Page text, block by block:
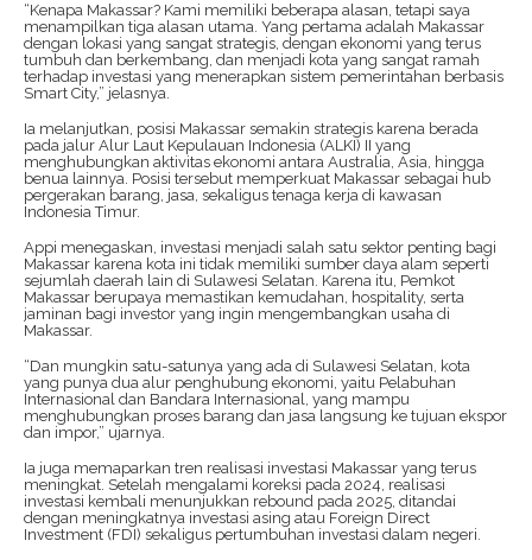
“Kenapa Makassar? Kami memiliki beberapa alasan, tetapi saya
menampilkan tiga alasan utama. Yang pertama adalah Makassar
dengan lokasi yang sangat strategis, dengan ekonomi yang terus
tumbuh dan berkembang, dan menjadi kota yang sangat ramah
terhadap investasi yang menerapkan sistem pemerintahan berbasis
Smart City,” jelasnya.
Ia melanjutkan, posisi Makassar semakin strategis karena berada
pada jalur Alur Laut Kepulauan Indonesia (ALKI) II yang
menghubungkan aktivitas ekonomi antara Australia, Asia, hingga
benua lainnya. Posisi tersebut memperkuat Makassar sebagai hub
pergerakan barang, jasa, sekaligus tenaga kerja di kawasan
Indonesia Timur.
Appi menegaskan, investasi menjadi salah satu sektor penting bagi
Makassar karena kota ini tidak memiliki sumber daya alam seperti
sejumlah daerah lain di Sulawesi Selatan. Karena itu, Pemkot
Makassar berupaya memastikan kemudahan, hospitality, serta
jaminan bagi investor yang ingin mengembangkan usaha di
Makassar.
“Dan mungkin satu-satunya yang ada di Sulawesi Selatan, kota
yang punya dua alur penghubung ekonomi, yaitu Pelabuhan
Internasional dan Bandara Internasional, yang mampu
menghubungkan proses barang dan jasa langsung ke tujuan ekspor
dan impor,” ujarnya.
Ia juga memaparkan tren realisasi investasi Makassar yang terus
meningkat. Setelah mengalami koreksi pada 2024, realisasi
investasi kembali menunjukkan rebound pada 2025, ditandai
dengan meningkatnya investasi asing atau Foreign Direct
Investment (FDI) sekaligus pertumbuhan investasi dalam negeri.